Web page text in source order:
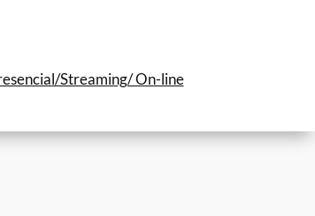
Streaming/ On-line